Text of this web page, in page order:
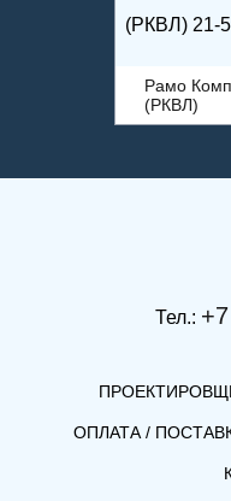
(РКВЛ) 21-
Рамо
(РКВЛ)
Тел.:
ОПЛАТА /